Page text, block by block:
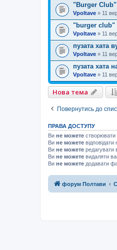
"Burger Club"
Vpoltave » 11
"burger club"
Vpoltave » 11
пузата хата
Vpoltave » 11
пузата хата
Vpoltave » 11
Нова тема
Повернутись до
ПРАВА ДОСТУПУ
Ви не можете створювати
Ви не можете
Ви не можете редагувати
Ви не можете видаляти
Ви не можете додавати
форум Полтави